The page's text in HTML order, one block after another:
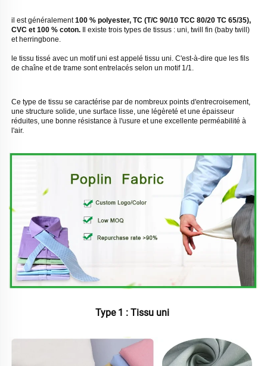
il est généralement 100 % polyester, TC (T/C 90/10 TCC 80/20 TC 65/35),
CVC et 100 % coton. Il existe trois types de tissus : uni, twill fin (baby twill)
et herringbone.
le tissu tissé avec un motif uni est appelé tissu uni. C'est-à-dire que les fils
de chaîne et de trame sont entrelacés selon un motif 1/1.
Ce type de tissu se caractérise par de nombreux points d'entrecroisement,
une structure solide, une surface lisse, une légèreté et une épaisseur
réduites, une bonne résistance à l'usure et une excellente perméabilité à
l'air.
Type 1 : Tissu uni